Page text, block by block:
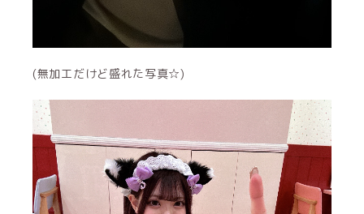
(無加工だけど盛れた写真☆)